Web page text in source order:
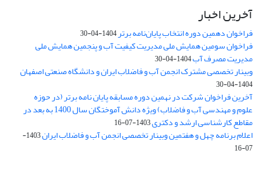
آخرین اخبار
فراخوان دهمین دوره انتخاب پایان‌نامه برتر1404-04-30
فراخوان سومین همایش ملی مدیریت کیفیت آب و پنجمین همایش ملی
مدیریت مصرف آب1404-04-30
وبینار تخصصی مشترک انجمن آب و فاضلاب ایران و دانشگاه صنعتی اصفهان
1404-04-30
آخرین فراخوان شرکت در نهمین دوره مسابقه پایان نامه برتر (در حوزه
علوم و مهندسی آب و فاضلاب) ویژه دانش آموختگان سال 1400 به بعد در
مقاطع کارشناسی ارشد و دکتری1403-07-16
اعلام برنامه چهل و هفتمین وبینار تخصصی انجمن آب و فاضلاب ایران
1403-
07-16